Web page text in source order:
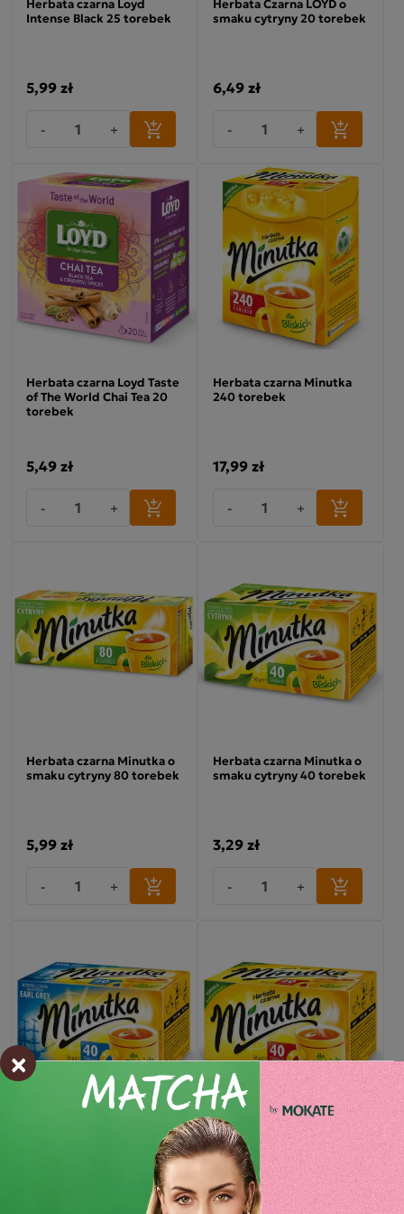
Intense Black 25 torebek
5,99 zł
- +
smaku cytryny 20 torebek
6,49 zł
- +
Herbata czarna Loyd Taste
of The World Chai Tea 20
torebek
5,49 zł
- +
Herbata czarna Minutka
240 torebek
17,99 zł
- +
Herbata czarna Minutka o
smaku cytryny 80 torebek
5,99 zł
- +
Herbata czarna Minutka o
smaku cytryny 40 torebek
3,29 zł
- +
Herbata czarna Minutka Herbata czarna Minutka
40 torebek
×